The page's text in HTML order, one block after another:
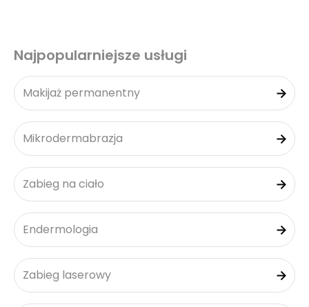
Najpopularniejsze usługi
Makijaż permanentny
Mikrodermabrazja
Zabieg na ciało
Endermologia
Zabieg laserowy